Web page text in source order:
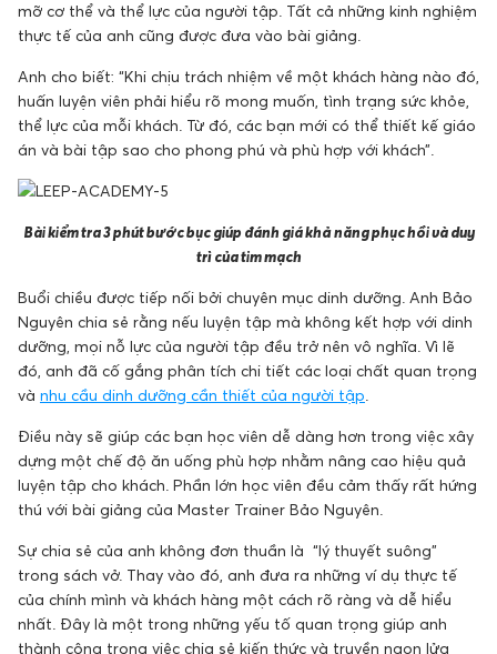
mỡ cơ thể và thể lực của người tập. Tất cả những kinh nghiệm
thực tế của anh cũng được đưa vào bài giảng.
Anh cho biết: “Khi chịu trách nhiệm về một khách hàng nào đó,
huấn luyện viên phải hiểu rõ mong muốn, tình trạng sức khỏe,
thể lực của mỗi khách. Từ đó, các bạn mới có thể thiết kế giáo
án và bài tập sao cho phong phú và phù hợp với khách”.
Bài kiểm tra 3 phút bước bục giúp đánh giá khả năng phục hồi và duy
trì của tim mạch
Buổi chiều được tiếp nối bởi chuyên mục dinh dưỡng. Anh Bảo
Nguyên chia sẻ rằng nếu luyện tập mà không kết hợp với dinh
dưỡng, mọi nỗ lực của người tập đều trở nên vô nghĩa. Vì lẽ
đó, anh đã cố gắng phân tích chi tiết các loại chất quan trọng
và nhu cầu dinh dưỡng cần thiết của người tập
Điều này sẽ giúp các bạn học viên dễ dàng hơn trong việc xây
dựng một chế độ ăn uống phù hợp nhằm nâng cao hiệu quả
luyện tập cho khách. Phần lớn học viên đều cảm thấy rất hứng
thú với bài giảng của Master Trainer Bảo Nguyên.
Sự chia sẻ của anh không đơn thuần là “lý thuyết suông”
trong sách vở. Thay vào đó, anh đưa ra những ví dụ thực tế
của chính mình và khách hàng một cách rõ ràng và dễ hiểu
nhất. Đây là một trong những yếu tố quan trọng giúp anh
thành công trong việc chia sẻ kiến thức và truyền ngọn lửa